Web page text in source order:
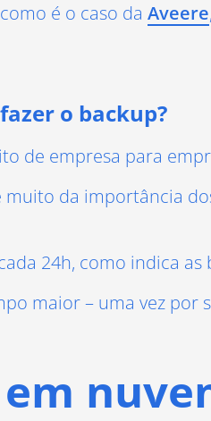
é o caso da Aveere
o backup?
de empresa para
da importância
24h, como indica as
maior – uma vez por